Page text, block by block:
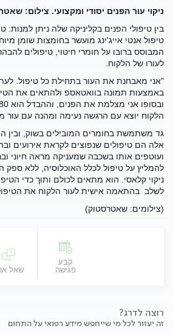
ניקוי עור הפנים יסודי ומקצועי. צילום:
בין טיפולי הפנים בקליניקה שלה ניתן למנות:
טיפול אנטי אייג'ינג מועשר בחומצות שומן
המבוסס ברובו על חומרי חיטוי, טיפולים
לעורו של הלקוח.
"אני מאבחנת את העור בתחילת כל טיפול.
באמצעות תמונה בוואטאספ ולהתאים את
הלקוח יוצא עם הרגשה נעימה ומהנה עם עור
גד משתמשת בחומרים המובילים בשוק, ובין
אלה הם טיפולים שנפוצים לקראת אירועים
ועוטפים אותו בשכבה שמעניקה מראה חיוני
להמליץ על טיפול לכלל האוכלוסיה, ללא ספק
ניקוי קלאסי. הוא מתאים לכולם ותוך כדי
לשלב בהתאמה אישית לעור הלקוח את
(צילומים: שאטרסטוק)
קבע
פגישה
שאל
רוצה לדרג?
זה יעזור לכל מי שייחפש מידע רפואי על התחום